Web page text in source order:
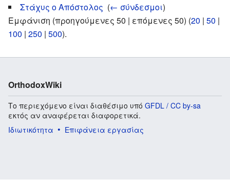
Στάχυς ο Απόστολος (← σύνδεσμοι)
Εμφάνιση (προηγούμενες 50 | επόμενες 50) (20 | 50 |
100 | 250 | 500).
OrthodoxWiki
Το περιεχόμενο είναι διαθέσιμο υπό GFDL / CC by-sa
εκτός αν αναφέρεται διαφορετικά.
Ιδιωτικότητα
Επιφάνεια εργασίας